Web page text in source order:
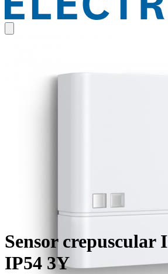
Sensor crepuscular
IP54 3Y